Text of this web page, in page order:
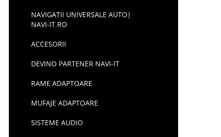
NAVIGATII UNIVERSALE AUTO|
NAVI-IT.RO
ACCESORII
DEVINO PARTENER NAVI-IT
RAME ADAPTOARE
MUFAJE ADAPTOARE
SISTEME AUDIO